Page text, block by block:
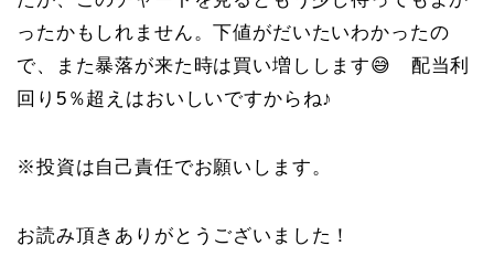
ったかもしれません。下値がだいたいわかったの
で、また暴落が来た時は買い増しします😅 配当利
回り5％超えはおいしいですからね♪
※投資は自己責任でお願いします。
お読み頂きありがとうございました！